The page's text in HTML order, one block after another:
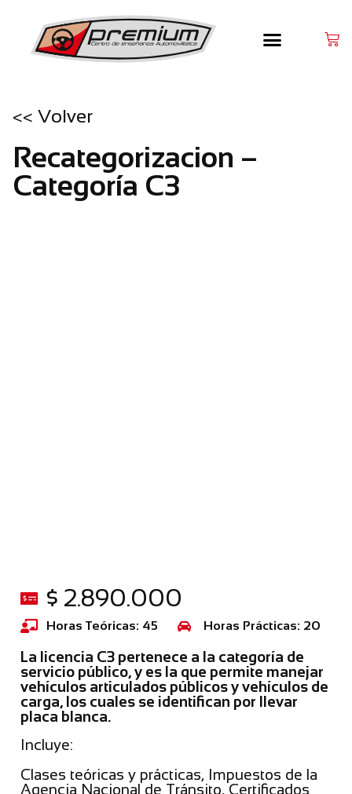
<< Volver
Recategorizacion –
Categoría C3
$ 2.890.000
Horas Teóricas: 45 Horas Prácticas: 20
La licencia C3 pertenece a la categoría de
servicio público, y es la que permite manejar
vehículos articulados públicos y vehículos de
carga, los cuales se identifican por llevar
placa blanca.
Incluye:
Clases teóricas y prácticas, Impuestos de la
Agencia Nacional de Tránsito, Certificados